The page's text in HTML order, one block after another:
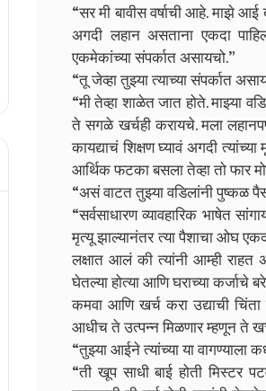
“सर मी बावीस वर्षाची आहे. माझे आई
अगदी लहान असताना एकदा
एकमेकांच्या संपर्कात असायचो.”
“तू जेव्हा तुझ्या त्याच्या संपर्कात
“मी तेव्हा शाळेत जात होते. माझ्या
ते सगळे खर्चही करायचे. मला
कायद्याचं शिक्षण घ्यावं अगदी
आर्थिक फटका बसला तेव्हा तो फार
“असं वाटत तुझ्या वडिलांनी पुष्कळ
“सर्वसाधारण व्यावहारिक भाषेत
मृत्यू झाल्यानंतर त्या पैशाचा ओघ
लक्षात आलं की त्यांनी आम्ही
घेतल्या होत्या आणि घराच्या कर्जाचे
कमवा आणि खर्च करा उद्याची
आधीच ते उत्पन्न मिळणार म्हणून ते
“तुझ्या आईने त्यांच्या या वागण्याला
“ती खूप साधी बाई होती मिस्टर